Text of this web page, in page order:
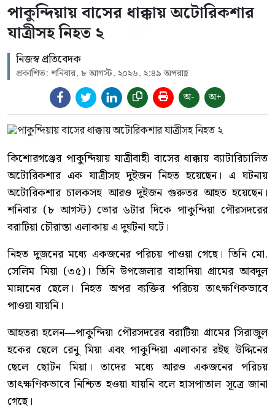
পাকুন্দিয়ায় বাসের ধাক্কায় অটোরিকশার
যাত্রীসহ নিহত ২
নিজস্ব প্রতিবেদক
প্রকাশিত: শনিবার, ৮ আগস্ট, ২০২৬, ২:৪৯ অপরাহ্ণ
অ- অ+
কিশোরগঞ্জের পাকুন্দিয়ায় যাত্রীবাহী বাসের ধাক্কায় ব্যাটারিচালিত
অটোরিকশার এক যাত্রীসহ দুইজন নিহত হয়েছেন। এ ঘটনায়
অটোরিকশার চালকসহ আরও দুইজন গুরুতর আহত হয়েছেন।
শনিবার (৮ আগস্ট) ভোর ৬টার দিকে পাকুন্দিয়া পৌরসদরের
বরাটিয়া চৌরাস্তা এলাকায় এ দুর্ঘটনা ঘটে।
নিহত দুজনের মধ্যে একজনের পরিচয় পাওয়া গেছে। তিনি মো.
সেলিম মিয়া (৩৫)। তিনি উপজেলার বাহাদিয়া গ্রামের আবদুল
মান্নানের ছেলে। নিহত অপর ব্যক্তির পরিচয় তাৎক্ষণিকভাবে
পাওয়া যায়নি।
আহতরা হলেন—পাকুন্দিয়া পৌরসদরের বরাটিয়া গ্রামের সিরাজুল
হকের ছেলে রেনু মিয়া এবং পাকুন্দিয়া এলাকার রইছ উদ্দিনের
ছেলে ছোটন মিয়া। তাদের মধ্যে আরও একজনের পরিচয়
তাৎক্ষণিকভাবে নিশ্চিত হওয়া যায়নি বলে হাসপাতাল সূত্রে জানা
গেছে।